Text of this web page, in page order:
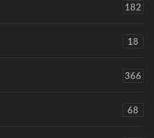
182
18
366
68